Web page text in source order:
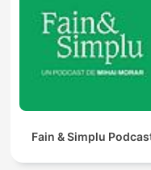
Fain & Simplu